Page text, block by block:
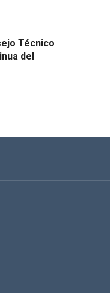
Técnico
del